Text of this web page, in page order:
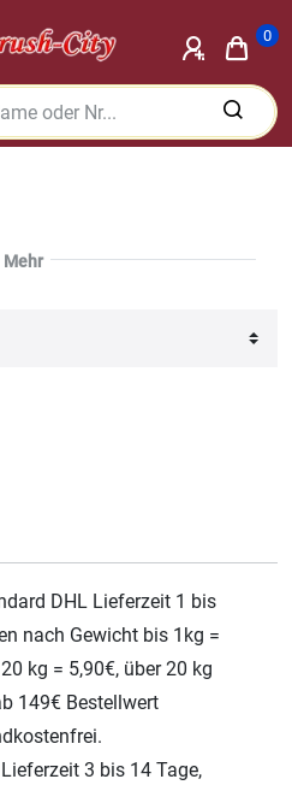
0
DHL Lieferzeit 1 bis
nach Gewicht bis 1kg =
kg = 5,90€, über 20 kg
149€ Bestellwert
3 bis 14 Tage,